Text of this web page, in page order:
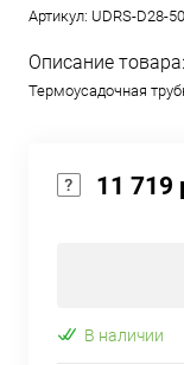
Артикул: UDRS-D28-
Описание товара:
Термоусадочная
11 719
В наличии